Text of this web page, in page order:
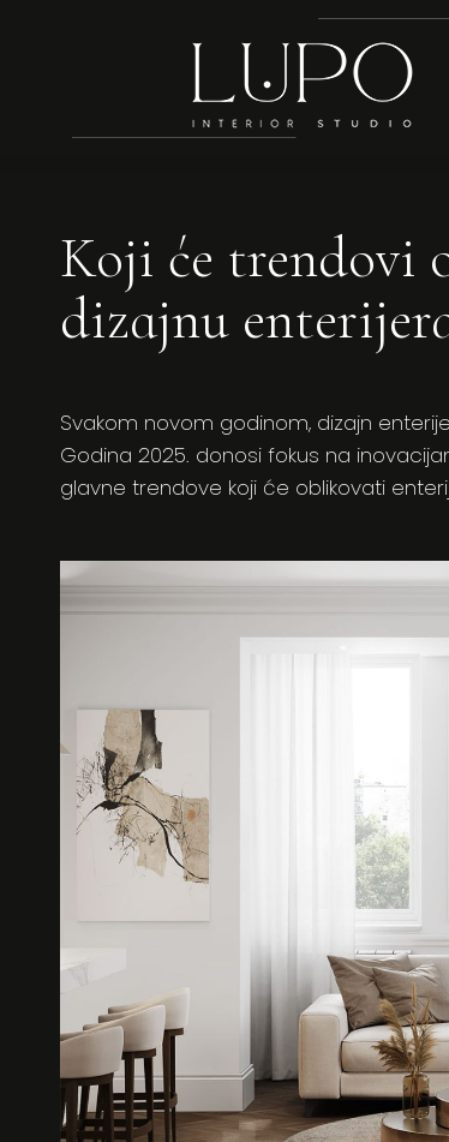
Koji će trendovi
dizajnu
Svakom novom godinom, dizajn
Godina 2025. donosi fokus na
glavne trendove koji će oblikovati